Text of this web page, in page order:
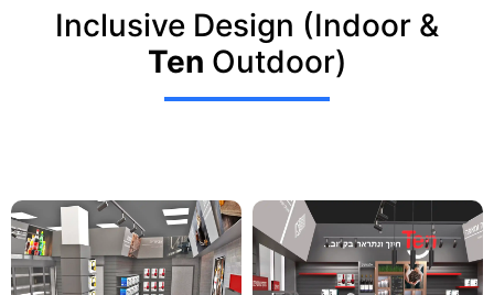
Inclusive Design (Indoor &
Outdoor)
Ten